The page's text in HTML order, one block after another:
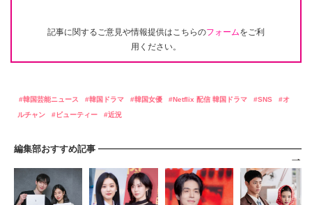
記事に関するご意見や情報提供はこちらのフォームをご利
用ください。
韓国芸能ニュース 韓国ドラマ 韓国女優 Netflix 配信 韓国ドラマ SNS
オ
ルチャン
ビューティー 近況
編集部おすすめ記事